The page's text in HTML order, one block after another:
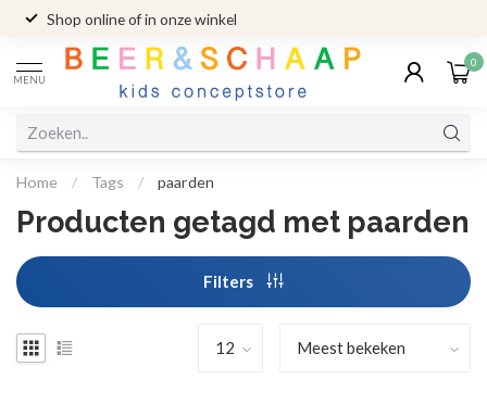
Shop online of in onze winkel
MENU
0
Home / Tags / paarden
Producten getagd met paarden
Filters